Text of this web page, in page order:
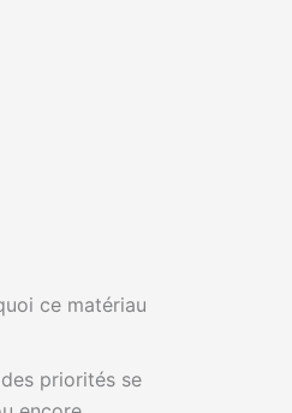
ce matériau
priorités se